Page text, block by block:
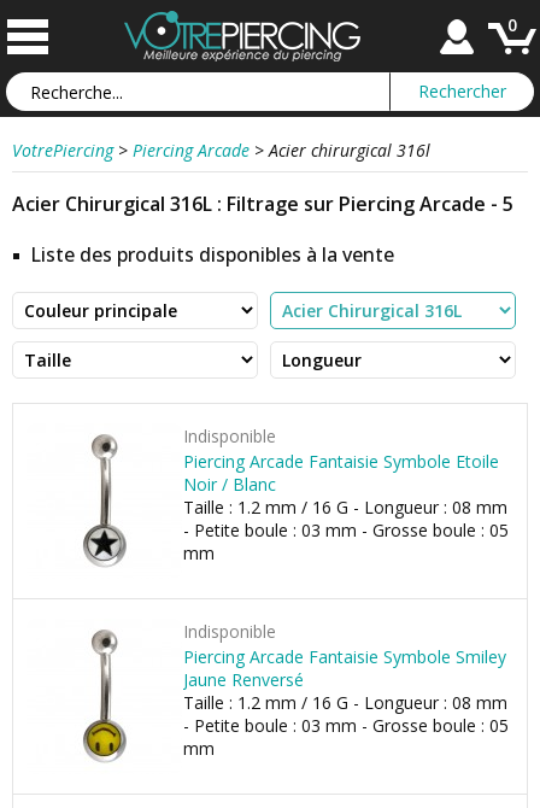
0
VotrePiercing > Piercing Arcade > Acier chirurgical 316l
Acier Chirurgical 316L : Filtrage sur Piercing Arcade - 5
Liste des produits disponibles à la vente
Indisponible
Piercing Arcade Fantaisie Symbole Etoile
Noir / Blanc
Taille : 1.2 mm / 16 G - Longueur : 08 mm
- Petite boule : 03 mm - Grosse boule : 05
mm
Indisponible
Piercing Arcade Fantaisie Symbole Smiley
Jaune Renversé
Taille : 1.2 mm / 16 G - Longueur : 08 mm
- Petite boule : 03 mm - Grosse boule : 05
mm